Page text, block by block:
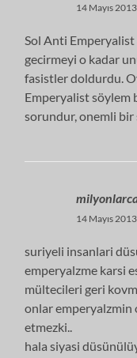
14 Mayıs
Sol Anti
gecirmeyi o kadar
fasistler doldurdu.
Emperyalist söylem
sorundur, onemli bir
milyonlarca
14 Mayıs
suriyeli insanlari
emperyalzme karsi
mültecileri geri
onlar emperyalzmin
etmezki..
hala siyasi